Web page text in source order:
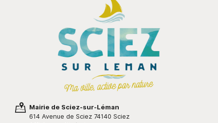
Mairie de Sciez-sur-Léman
614 Avenue de Sciez 74140 Sciez